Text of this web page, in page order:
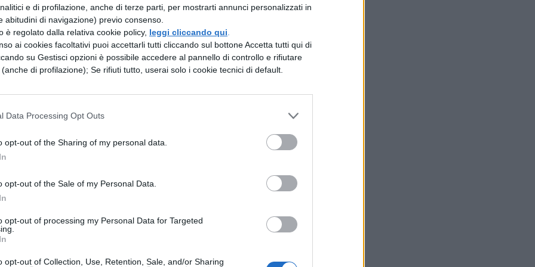
e di profilazione, anche di terze parti, per mostrarti annunci personalizzati in
abitudini di navigazione) previo consenso.
è regolato dalla relativa cookie policy, leggi cliccando qui
ai cookies facoltativi puoi accettarli tutti cliccando sul bottone Accetta tutti qui di
su Gestisci opzioni è possibile accedere al pannello di controllo e rifiutare
di profilazione); Se rifiuti tutto, userai solo i cookie tecnici di default.
Data Processing Opt Outs
opt-out of the Sharing of my personal data.
opt-out of the Sale of my Personal Data.
opt-out of processing my Personal Data for Targeted
opt-out of Collection, Use, Retention, Sale, and/or Sharing
ambasciatori da Cesare per pregare di
e non pensasse che la causa di tutti i
fosse unica;
circa la guerra, non avevano mandato nessun
la situazione con l’interrogatorio dei
fosse venuto in fuga da loro, fosse
disse che no avrebbe violato i loro territori.
portò i carriaggi di tutte le legioni presso
degli Eburoni, dove Titurio ed Aurunculeio si
sia per altre cose questo luogo, sia poiché
rimanevano intatte, per alleviare le fatiche dei
carriaggi la quattordicesima legione, una delle